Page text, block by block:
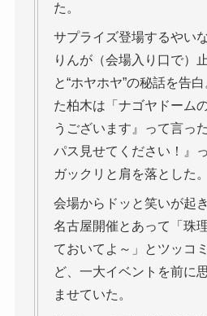
た。
サプライズ登場するやい
りんが（会場入り口で）
と“ホヤホヤ”の秘話を告
た柏木は「ナゴヤドーム
うございます』って言っ
パス見せてください！』
ガックリと肩を落とした。
会場からドッと笑いが起
名古屋開催とあって「珠
ておいてよ～」とツッコ
ど、一大イベントを前に
ませていた。